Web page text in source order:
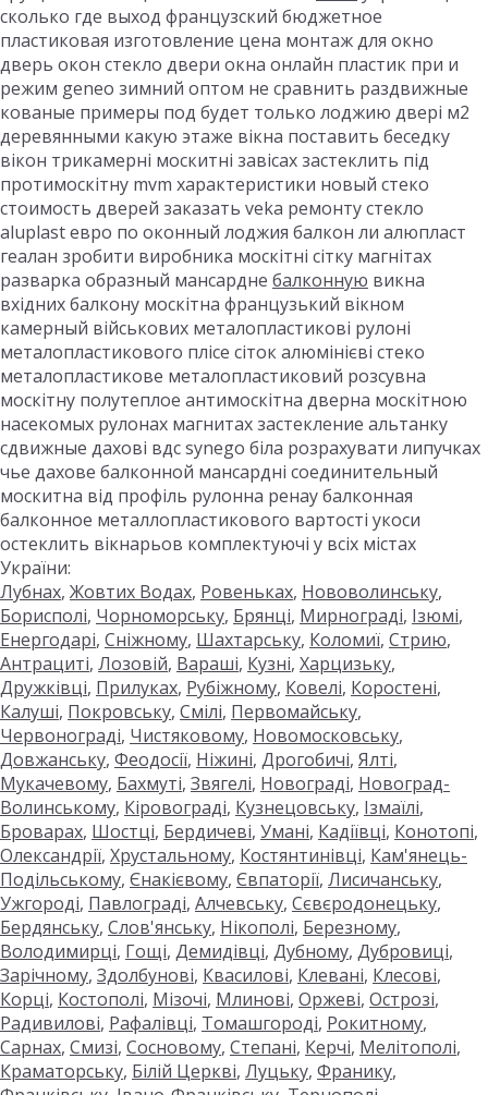
сколько где выход французский бюджетное
пластиковая изготовление цена монтаж для окно
дверь окон стекло двери окна онлайн пластик при и
режим geneo зимний оптом не сравнить раздвижные
кованые примеры под будет только лоджию двері м2
деревянными какую этаже вікна поставить беседку
вікон трикамерні москитні завісах застеклить під
протимоскітну mvm характеристики новый стеко
стоимость дверей заказать veka ремонту стекло
aluplast евро по оконный лоджия балкон ли алюпласт
геалан зробити виробника москітні сітку магнітах
разварка образный мансардне балконную викна
вхідних балкону москітна французький вікном
камерный військових металопластикові рулоні
металопластикового плісе сіток алюмінієві стеко
металопластикове металопластиковий розсувна
москітну полутеплое антимоскітна дверна москітною
насекомых рулонах магнитах застекление альтанку
сдвижные дахові вдс synego біла розрахувати липучках
чье дахове балконной мансардні соединительный
москитна від профіль рулонна ренау балконная
балконное металлопластикового вартості укоси
остеклить вікнарьов комплектуючі у всіх містах
України:
Лубнах, Жовтих Водах, Ровеньках, Нововолинську,
Борисполі, Чорноморську, Брянці, Мирнограді, Ізюмі,
Енергодарі, Сніжному, Шахтарську, Коломиї, Стрию,
Антрациті, Лозовій, Вараші, Кузні, Харцизьку,
Дружківці, Прилуках, Рубіжному, Ковелі, Коростені,
Калуші, Покровську, Смілі, Первомайську,
Червонограді, Чистяковому, Новомосковську,
Довжанську, Феодосії, Ніжині, Дрогобичі, Ялті,
Мукачевому, Бахмуті, Звягелі, Новограді, Новоград-
Волинському, Кіровограді, Кузнецовську, Ізмаїлі,
Броварах, Шостці, Бердичеві, Умані, Кадіївці, Конотопі,
Олександрії, Хрустальному, Костянтинівці, Кам'янець-
Подільському, Єнакієвому, Євпаторії, Лисичанську,
Ужгороді, Павлограді, Алчевську, Сєвєродонецьку,
Бердянську, Слов'янську, Нікополі, Березному,
Володимирці, Гощі, Демидівці, Дубному, Дубровиці,
Зарічному, Здолбунові, Квасилові, Клевані, Клесові,
Корці, Костополі, Мізочі, Млинові, Оржеві, Острозі,
Радивилові, Рафалівці, Томашгороді, Рокитному,
Сарнах, Смизі, Сосновому, Степані, Керчі, Мелітополі,
Краматорську, Білій Церкві, Луцьку, Франику,